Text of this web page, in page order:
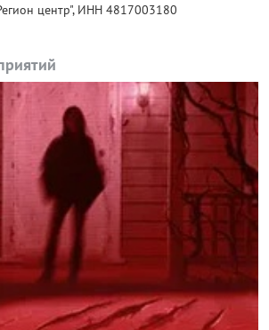
центр", ИНН 4817003180